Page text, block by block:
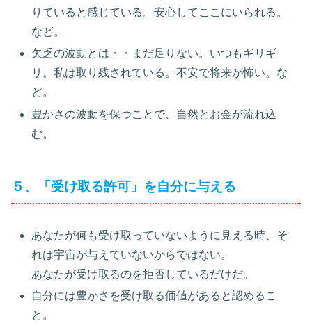
りていると感じている。安心してここにいられる。
など。
欠乏の波動とは・・まだ足りない。いつもギリギ
リ。私は取り残されている。不安で将来が怖い。な
ど。
豊かさの波動を保つことで、自然とお金が流れ込
む。
５、「受け取る許可」を自分に与える
あなたが何も受け取っていないように見える時、そ
れは宇宙が与えていないからではない。
あなたが受け取るのを拒否しているだけだ。
自分には豊かさを受け取る価値があると認めるこ
と。